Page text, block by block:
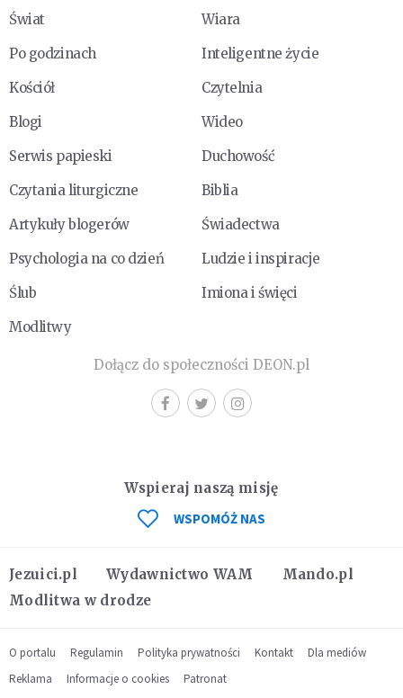
Świat
Wiara
Po godzinach
Inteligentne życie
Kościół
Czytelnia
Blogi
Wideo
Serwis papieski
Duchowość
Czytania liturgiczne
Biblia
Artykuły blogerów
Świadectwa
Psychologia na co dzień
Ludzie i inspiracje
Ślub
Imiona i święci
Modlitwy
Dołącz do społeczności DEON.pl
Jezuici.pl Wydawnictwo WAM
Mando.pl
Modlitwa w drodze
Wspieraj naszą misję
WSPOMÓŻ NAS
O portalu Regulamin Polityka prywatności Kontakt
Dla mediów
Reklama
Informacje o cookies Patronat